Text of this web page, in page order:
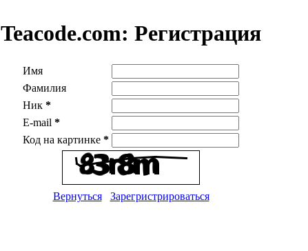
Teacode.com: Регистрация
Имя
Фамилия
Ник *
E-mail *
Код на картинке *
Вернуться Зарегристрироваться